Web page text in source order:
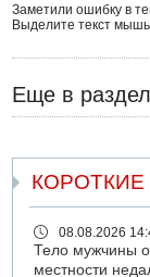
Заметили ошибку в
Выделите текст
Еще в
08.08.2026
Тело мужчины
местности